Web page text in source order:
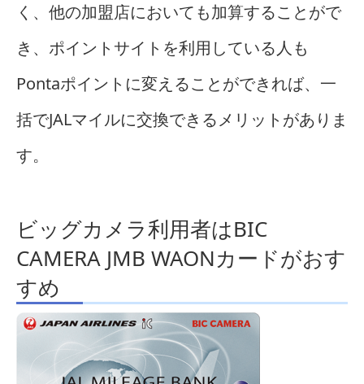
く、他の加盟店においても加算することがで
き、ポイントサイトを利用している人も
Pontaポイントに変えることができれば、一
括でJALマイルに交換できるメリットがありま
す。
ビッグカメラ利用者はBIC
CAMERA JMB WAONカードがおす
すめ